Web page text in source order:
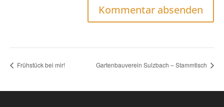
Frühstück bei mir! Gartenbauverein Sulzbach – Stammtisch